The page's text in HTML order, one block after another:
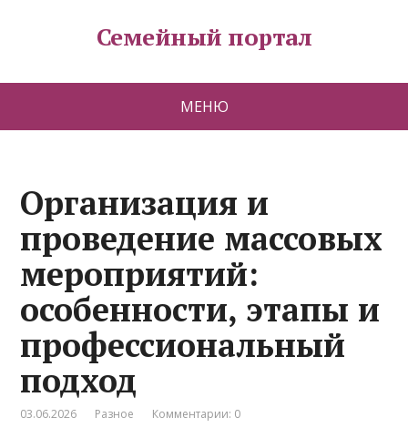
Семейный портал
МЕНЮ
Организация и
проведение массовых
мероприятий:
особенности, этапы и
профессиональный
подход
03.06.2026 Разное Комментарии: 0